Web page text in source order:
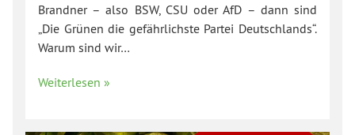
Brandner – also BSW, CSU oder AfD – dann sind
„Die Grünen die gefährlichste Partei Deutschlands“.
Warum sind wir…
Weiterlesen »